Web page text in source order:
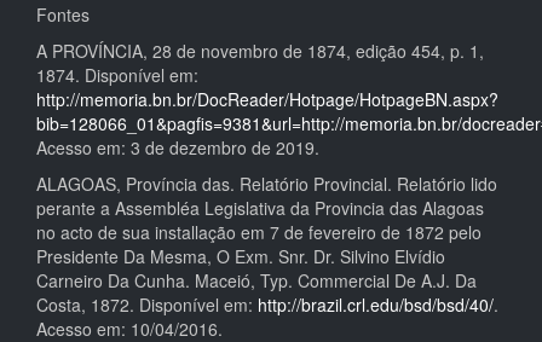
Fontes
A PROVÍNCIA, 28 de novembro de 1874, edição 454, p. 1,
1874. Disponível em:
http://memoria.bn.br/DocReader/Hotpage/HotpageBN.aspx?
bib=128066_01&pagfis=9381&url=http://memoria.bn.br/
Acesso em: 3 de dezembro de 2019.
ALAGOAS, Província das. Relatório Provincial. Relatório lido
perante a Assembléa Legislativa da Provincia das Alagoas
no acto de sua installação em 7 de fevereiro de 1872 pelo
Presidente Da Mesma, O Exm. Snr. Dr. Silvino Elvídio
Carneiro Da Cunha. Maceió, Typ. Commercial De A.J. Da
Costa, 1872. Disponível em: http://brazil.crl.edu/bsd/bsd/40/.
Acesso em: 10/04/2016.